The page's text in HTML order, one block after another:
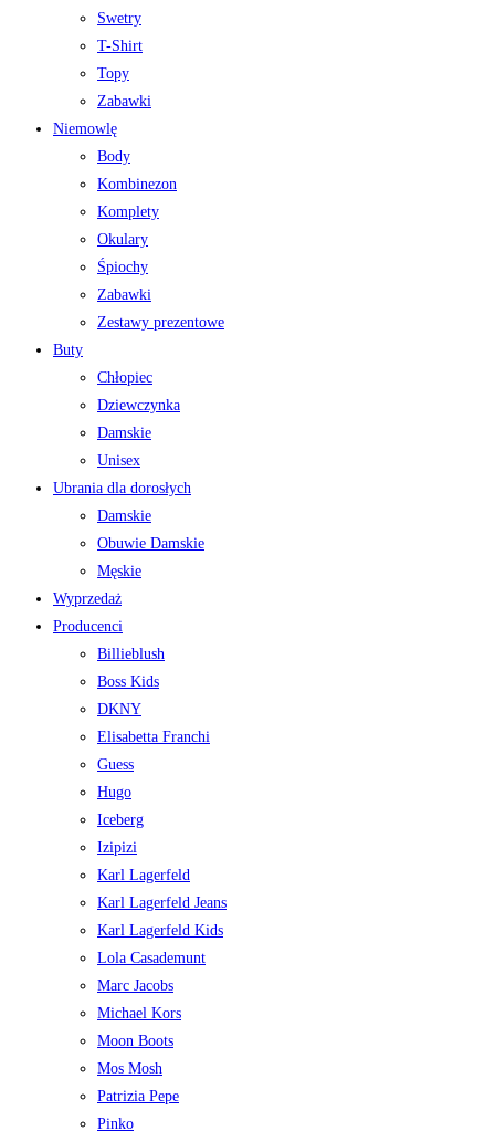
Swetry
T-Shirt
Topy
Zabawki
Niemowlę
Body
Kombinezon
Komplety
Okulary
Śpiochy
Zabawki
Zestawy prezentowe
Buty
Chłopiec
Dziewczynka
Damskie
Unisex
Ubrania dla dorosłych
Damskie
Obuwie Damskie
Męskie
Wyprzedaż
Producenci
Billieblush
Boss Kids
DKNY
Elisabetta Franchi
Guess
Hugo
Iceberg
Izipizi
Karl Lagerfeld
Karl Lagerfeld Jeans
Karl Lagerfeld Kids
Lola Casademunt
Marc Jacobs
Michael Kors
Moon Boots
Mos Mosh
Patrizia Pepe
Pinko